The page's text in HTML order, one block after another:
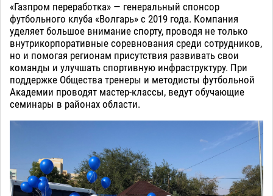
«Газпром переработка» — генеральный спонсор
футбольного клуба «Волгарь» с 2019 года. Компания
уделяет большое внимание спорту, проводя не только
внутрикорпоративные соревнования среди сотрудников,
но и помогая регионам присутствия развивать свои
команды и улучшать спортивную инфраструктуру. При
поддержке Общества тренеры и методисты футбольной
Академии проводят мастер-классы, ведут обучающие
семинары в районах области.